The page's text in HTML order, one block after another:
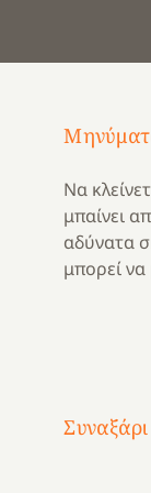
Να
μπαίνει
αδύνατα
μπορεί να
Συναξάρι
Μια
και